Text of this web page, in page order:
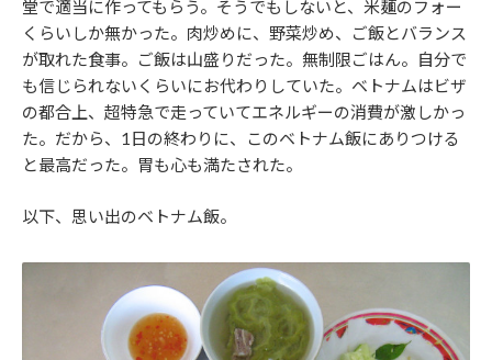
堂で適当に作ってもらう。そうでもしないと、米麺のフォー
くらいしか無かった。肉炒めに、野菜炒め、ご飯とバランス
が取れた食事。ご飯は山盛りだった。無制限ごはん。自分で
も信じられないくらいにお代わりしていた。ベトナムはビザ
の都合上、超特急で走っていてエネルギーの消費が激しかっ
た。だから、1日の終わりに、このベトナム飯にありつける
と最高だった。胃も心も満たされた。
以下、思い出のベトナム飯。